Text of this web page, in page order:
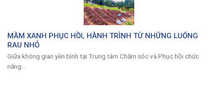
MẦM XANH PHỤC HỒI, HÀNH TRÌNH TỪ NHỮNG LUỐNG
RAU NHỎ
Giữa không gian yên bình tại Trung tâm Chăm sóc và Phục hồi chức
năng...